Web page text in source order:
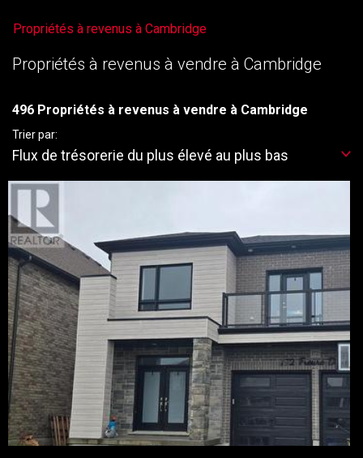
Propriétés à revenus à Cambridge
Propriétés à revenus à vendre à Cambridge
496 Propriétés à revenus à vendre à Cambridge
Trier par:
Flux de trésorerie du plus élevé au plus bas